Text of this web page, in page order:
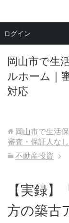
岡山市で生
ルホーム｜
対応
メニュー
岡山市で生活
審査・保証人な
不動産投資
【実録
方の築古
ログイン